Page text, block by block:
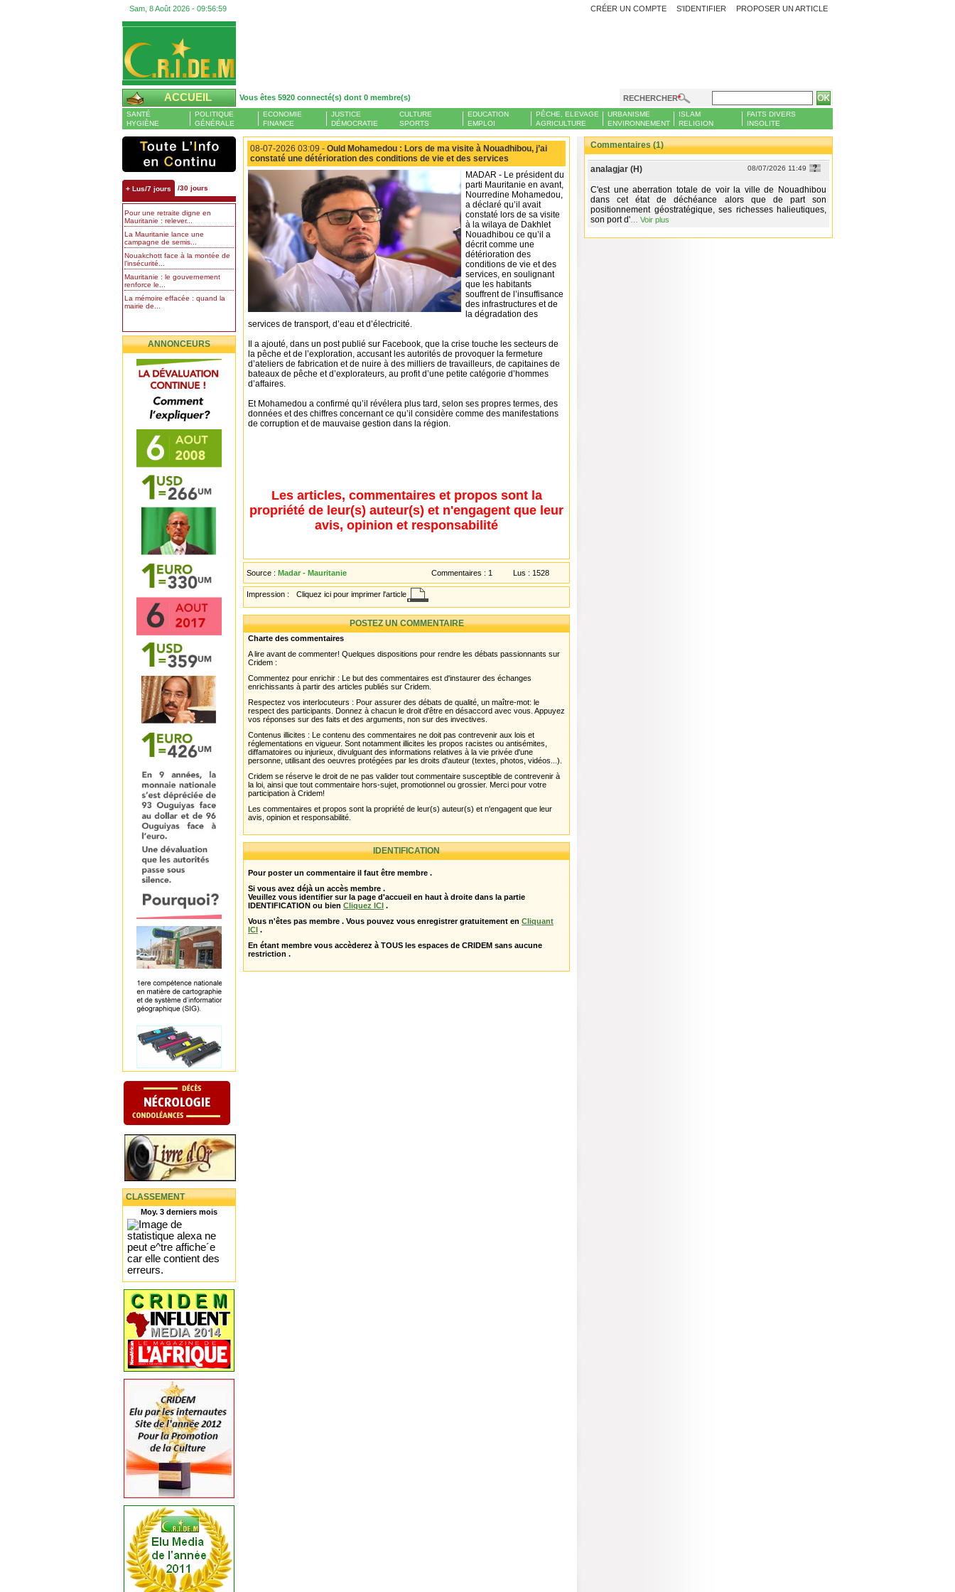
Sam, 8 Août 2026 - 09:57:00 PROPOSER UN ARTICLE
CRÉER UN COMPTE S'IDENTIFIER
ACCUEIL Vous êtes 5920 connecté(s) dont 0 membre(s) RECHERCHER
SANTÉ
HYGIÈNE
POLITIQUE
GÉNÉRALE
ECONOMIE
FINANCE
JUSTICE
DÉMOCRATIE
CULTURE
SPORTS
EDUCATION
EMPLOI
PÊCHE, ELEVAGE
AGRICULTURE
URBANISME
ENVIRONNEMENT
ISLAM
RELIGION
FAITS DIVERS
INSOLITE
+ Lus/7 jours /30 jours
Pour une retraite digne en
Mauritanie : relever...
La Mauritanie lance une
campagne de semis...
Nouakchott face à la montée de
l’insécurité...
Mauritanie : le gouvernement
renforce le...
La mémoire effacée : quand la
mairie de...
ANNONCEURS
CLASSEMENT
Moy. 3 derniers mois
08-07-2026 03:09 - Ould Mohamedou : Lors de ma visite à Nouadhibou, j’ai
constaté une détérioration des conditions de vie et des services
MADAR - Le président du
parti Mauritanie en avant,
Nourredine Mohamedou,
a déclaré qu’il avait
constaté lors de sa visite
à la wilaya de Dakhlet
Nouadhibou ce qu’il a
décrit comme une
détérioration des
conditions de vie et des
services, en soulignant
que les habitants
souffrent de l’insuffisance
des infrastructures et de
la dégradation des
services de transport, d’eau et d’électricité.
Il a ajouté, dans un post publié sur Facebook, que la crise touche les secteurs de
la pêche et de l’exploration, accusant les autorités de provoquer la fermeture
d’ateliers de fabrication et de nuire à des milliers de travailleurs, de capitaines de
bateaux de pêche et d’explorateurs, au profit d’une petite catégorie d’hommes
d’affaires.
Et Mohamedou a confirmé qu’il révélera plus tard, selon ses propres termes, des
données et des chiffres concernant ce qu’il considère comme des manifestations
de corruption et de mauvaise gestion dans la région.
Les articles, commentaires et propos sont la
propriété de leur(s) auteur(s) et n'engagent que leur
avis, opinion et responsabilité
Source : Madar - Mauritanie Commentaires : 1 Lus : 1528
Impression : Cliquez ici pour imprimer l'article
POSTEZ UN COMMENTAIRE
Charte des commentaires
A lire avant de commenter! Quelques dispositions pour rendre les débats passionnants sur
Cridem :
Commentez pour enrichir : Le but des commentaires est d'instaurer des échanges
enrichissants à partir des articles publiés sur Cridem.
Respectez vos interlocuteurs : Pour assurer des débats de qualité, un maître-mot: le
respect des participants. Donnez à chacun le droit d'être en désaccord avec vous. Appuyez
vos réponses sur des faits et des arguments, non sur des invectives.
Contenus illicites : Le contenu des commentaires ne doit pas contrevenir aux lois et
réglementations en vigueur. Sont notamment illicites les propos racistes ou antisémites,
diffamatoires ou injurieux, divulguant des informations relatives à la vie privée d'une
personne, utilisant des oeuvres protégées par les droits d'auteur (textes, photos, vidéos...).
Cridem se réserve le droit de ne pas valider tout commentaire susceptible de contrevenir à
la loi, ainsi que tout commentaire hors-sujet, promotionnel ou grossier. Merci pour votre
participation à Cridem!
Les commentaires et propos sont la propriété de leur(s) auteur(s) et n'engagent que leur
avis, opinion et responsabilité.
IDENTIFICATION
Pour poster un commentaire il faut être membre .
Si vous avez déjà un accès membre .
Veuillez vous identifier sur la page d'accueil en haut à droite dans la partie
IDENTIFICATION ou bien Cliquez ICI .
Vous n'êtes pas membre . Vous pouvez vous enregistrer gratuitement en Cliquant
ICI .
En étant membre vous accèderez à TOUS les espaces de CRIDEM sans aucune
restriction .
Commentaires (1)
analagjar (H) 08/07/2026 11:49
C'est une aberration totale de voir la ville de Nouadhibou
dans cet état de déchéance alors que de part son
positionnement géostratégique, ses richesses halieutiques,
son port d'
Voir plus